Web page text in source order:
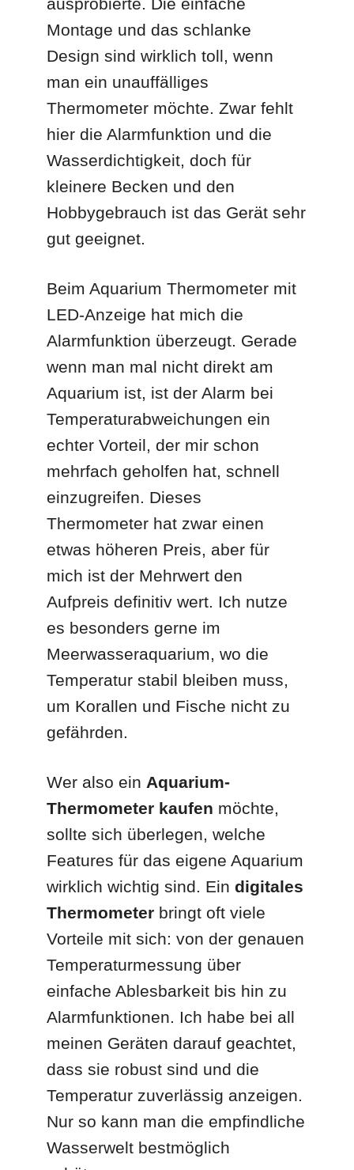
ausprobierte. Die einfache
Montage und das schlanke
Design sind wirklich toll, wenn
man ein unauffälliges
Thermometer möchte. Zwar fehlt
hier die Alarmfunktion und die
Wasserdichtigkeit, doch für
kleinere Becken und den
Hobbygebrauch ist das Gerät sehr
gut geeignet.
Beim Aquarium Thermometer mit
LED-Anzeige hat mich die
Alarmfunktion überzeugt. Gerade
wenn man mal nicht direkt am
Aquarium ist, ist der Alarm bei
Temperaturabweichungen ein
echter Vorteil, der mir schon
mehrfach geholfen hat, schnell
einzugreifen. Dieses
Thermometer hat zwar einen
etwas höheren Preis, aber für
mich ist der Mehrwert den
Aufpreis definitiv wert. Ich nutze
es besonders gerne im
Meerwasseraquarium, wo die
Temperatur stabil bleiben muss,
um Korallen und Fische nicht zu
gefährden.
Wer also ein Aquarium-
Thermometer kaufen möchte,
sollte sich überlegen, welche
Features für das eigene Aquarium
wirklich wichtig sind. Eindigitales
Thermometer bringt oft viele
Vorteile mit sich: von der genauen
Temperaturmessung über
einfache Ablesbarkeit bis hin zu
Alarmfunktionen. Ich habe bei all
meinen Geräten darauf geachtet,
dass sie robust sind und die
Temperatur zuverlässig anzeigen.
Nur so kann man die empfindliche
Wasserwelt bestmöglich